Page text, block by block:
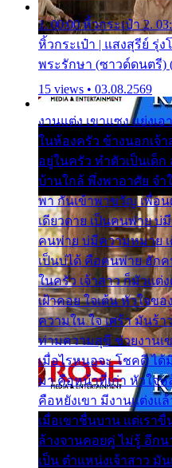
1. 00:00 หิ้วกระเป๋า 2.
หิ้วกระเป๋า | แสงสุรีย์ รุ่ง
พระรักษา (ซาวด์ดนตรี)
15 views • 03.08.2569
งานแต่ง เขาแซง แย่งเ
ในห้องครัว ข้างนอกเจ้า
อยู่ในครัว ทำตัวเป็นเด็ก
บ้านใกล้ พึ่งพาอาศัย จำ
พา กันเข้าพาขวัญ เพื่อน
เดียวดาย เป็นคนพ่าย บ่
คนพ่าย บ่มีความหมาย เ
เป็นบ่ได้ คือคนพ่าย ฮัก
ในครัว เจ้าสาว ก็มัวแต่ง
เฝ้าคอย ใจเต้น หัวใจข
ความใน ใจ เศร้า มันร้
ท่ามความสุขี ช่วยงานเ
เมื่อไรหนอจะ โชคดี ไ
มา คือหน้าที่เก่า หัวใจ
คือหยังเขา มีงานแต่งแ
เมื่อเขาชื่นบาน แต่เรา
ล้างจานคอยคู่ ไม่รู้ อีกน
เป็น ตำแหน่งเจ้าสาว มั